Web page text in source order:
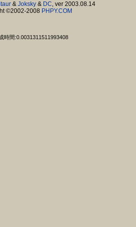
& Joksky& DC, ver 2003.08.14
©2002-2008 PHPY.COM
時間:0.0031311511993408